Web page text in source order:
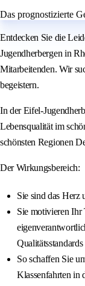
Das prognostizierte
Entdecken Sie die
Jugendherbergen in
Mitarbeitenden. Wir
begeistern.
In der Eifel-
Lebensqualität im
schönsten Regionen
Der Wirkungsbereich:
Sie sind das Herz
Sie motivieren Ihr
Qualitätsstandards
So schaffen Sie
Klassenfahrten in